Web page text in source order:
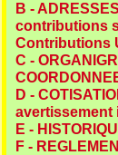
B -
contributions
Contributions
C -
D -
avertissement
E -
F -